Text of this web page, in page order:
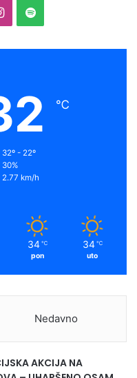
Instagram
Spotify
℃
32º - 22º
30%
2.77 km/h
34 ℃
pon
34 ℃
uto
Nedavno
AKCIJA NA